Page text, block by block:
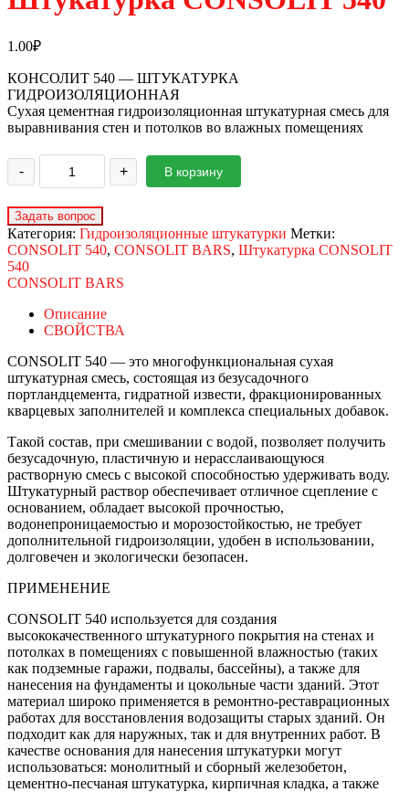
1.00₽
КОНСОЛИТ 540 — ШТУКАТУРКА
ГИДРОИЗОЛЯЦИОННАЯ
Сухая цементная гидроизоляционная штукатурная смесь для
выравнивания стен и потолков во влажных помещениях
- + В корзину
Категория: Гидроизоляционные штукатурки Метки:
CONSOLIT 540, CONSOLIT BARS, Штукатурка CONSOLIT
540
CONSOLIT BARS
Описание
СВОЙСТВА
CONSOLIT 540 — это многофункциональная сухая
штукатурная смесь, состоящая из безусадочного
портландцемента, гидратной извести, фракционированных
кварцевых заполнителей и комплекса специальных добавок.
Такой состав, при смешивании с водой, позволяет получить
безусадочную, пластичную и нерасслаивающуюся
растворную смесь с высокой способностью удерживать воду.
Штукатурный раствор обеспечивает отличное сцепление с
основанием, обладает высокой прочностью,
водонепроницаемостью и морозостойкостью, не требует
дополнительной гидроизоляции, удобен в использовании,
долговечен и экологически безопасен.
ПРИМЕНЕНИЕ
CONSOLIT 540 используется для создания
высококачественного штукатурного покрытия на стенах и
потолках в помещениях с повышенной влажностью (таких
как подземные гаражи, подвалы, бассейны), а также для
нанесения на фундаменты и цокольные части зданий. Этот
материал широко применяется в ремонтно-реставрационных
работах для восстановления водозащиты старых зданий. Он
подходит как для наружных, так и для внутренних работ. В
качестве основания для нанесения штукатурки могут
использоваться: монолитный и сборный железобетон,
цементно-песчаная штукатурка, кирпичная кладка, а также